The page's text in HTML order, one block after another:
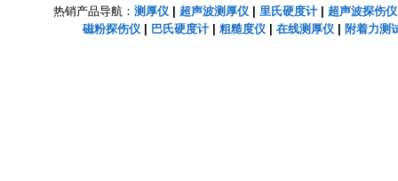
热销产品导航： 测厚仪 超声波测厚仪 里氏硬度计| 超声波探伤仪
磁粉探伤仪| 巴氏硬度计| 粗糙度仪| 在线测厚仪| 附着力测